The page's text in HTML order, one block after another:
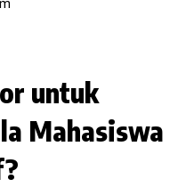
untuk
Mahasiswa